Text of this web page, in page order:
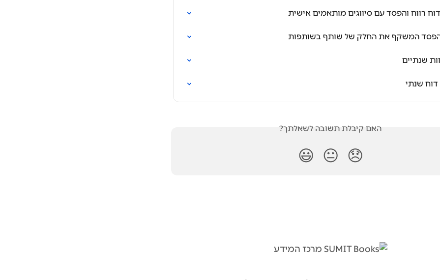
דוח רווח והפסד עם סיווגים מותאמים אישית
והפסד המשקף את החלק של שותף בשותפות
שנתיים
שנתי
האם קיבלת תשובה לשאלתך?
😞
😐
😃